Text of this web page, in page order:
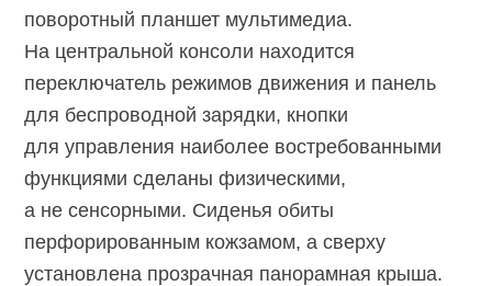
поворотный планшет мультимедиа.
На центральной консоли находится
переключатель режимов движения и панель
для беспроводной зарядки, кнопки
для управления наиболее востребованными
функциями сделаны физическими,
а не сенсорными. Сиденья обиты
перфорированным кожзамом, а сверху
установлена прозрачная панорамная крыша.